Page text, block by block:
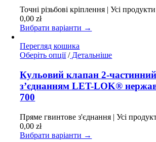
можна
на
товару
Точні різьбові кріплення | Усі продукти
0,00zł
Вибрати варіанти →
Перегляд кошика
Оберіть опції Цей
має
кілька
варіантів.
вибрати
сторінці
/Детальніше
Кульовий клапан 2-
з’єднанням LET-LOK®
700
Пряме гвинтове з'єднання | Усі
0,00zł
Вибрати варіанти →